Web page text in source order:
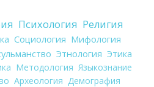
Психология Религия
Социология Мифология
Этнология Этика
Методология Языкознание
Археология Демография